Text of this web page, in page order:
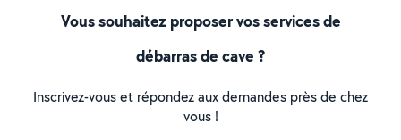
Vous souhaitez proposer vos services de
débarras de cave ?
Inscrivez-vous et répondez aux demandes près de chez
vous !